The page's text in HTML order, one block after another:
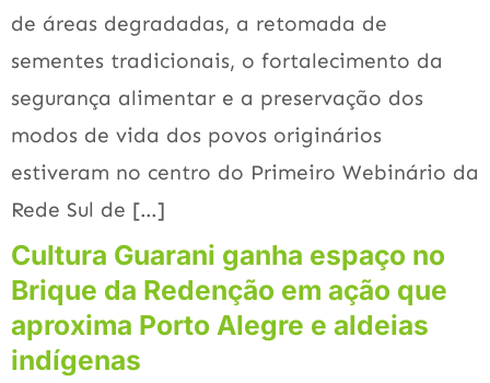
de áreas degradadas, a retomada de
sementes tradicionais, o fortalecimento da
segurança alimentar e a preservação dos
modos de vida dos povos originários
estiveram no centro do Primeiro Webinário da
Rede Sul de […]
Cultura Guarani ganha espaço no
Brique da Redenção em ação que
aproxima Porto Alegre e aldeias
indígenas